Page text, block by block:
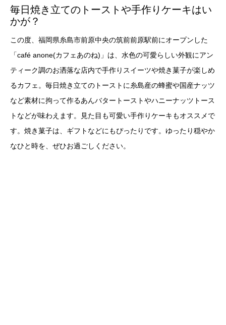
毎日焼き立てのトーストや手作りケーキはい
かが？
この度、福岡県糸島市前原中央の筑前前原駅前にオープンした
「café anone(カフェあのね)」は、水色の可愛らしい外観にアン
ティーク調のお洒落な店内で手作りスイーツや焼き菓子が楽しめ
るカフェ。毎日焼き立てのトーストに糸島産の蜂蜜や国産ナッツ
など素材に拘って作るあんバタートーストやハニーナッツトース
トなどが味わえます。見た目も可愛い手作りケーキもオススメで
す。焼き菓子は、ギフトなどにもぴったりです。ゆったり穏やか
なひと時を、ぜひお過ごしください。